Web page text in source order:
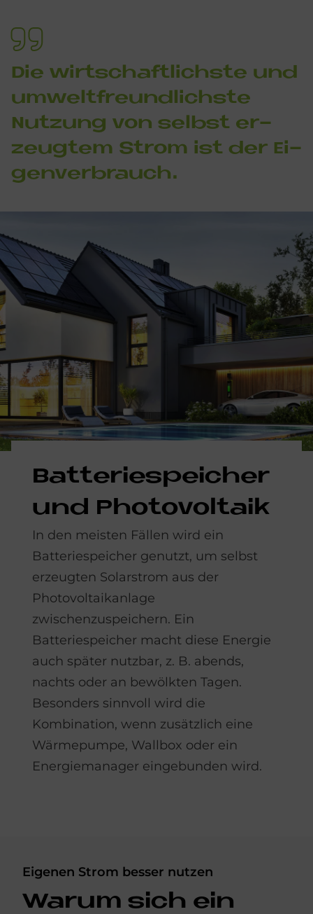
Die wirt­schaft­lich­ste und
um­welt­freund­lich­ste
Nut­zung von selbst er­
zeug­tem Strom ist der Ei­
gen­ver­brauch.
Bat­te­rie­spei­cher
und Pho­to­vol­ta­ik
In den meisten Fällen wird ein
Batteriespeicher genutzt, um selbst
erzeugten Solarstrom aus der
Photovoltaikanlage
zwischenzuspeichern. Ein
Batteriespeicher macht diese Energie
auch später nutzbar, z. B. abends,
nachts oder an bewölkten Tagen.
Besonders sinnvoll wird die
Kombination, wenn zusätzlich eine
Wärmepumpe, Wallbox oder ein
Energiemanager eingebunden wird.
Eigenen Strom besser nutzen
Wa­rum sich ein